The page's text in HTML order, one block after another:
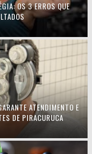
OS 3 ERROS QUE
ATENDIMENTO E
DE PIRACURUCA